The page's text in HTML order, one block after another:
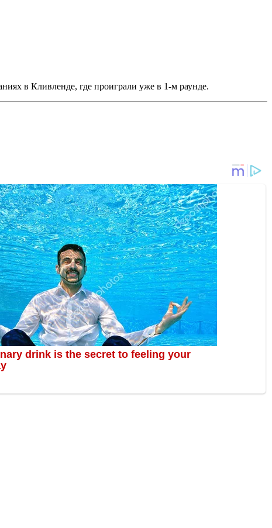
в Кливленде, где проиграли уже в 1-м раунде.